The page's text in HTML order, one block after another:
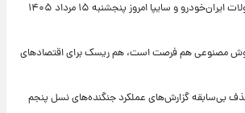
تغییر تند قیمت محصولات ایران‌خودرو و سایپا امروز پنجشنبه ۱۵ مرداد ۱۴۰۵
مصنوعی هم فرصت است، هم ریسک برای اقتصادهای